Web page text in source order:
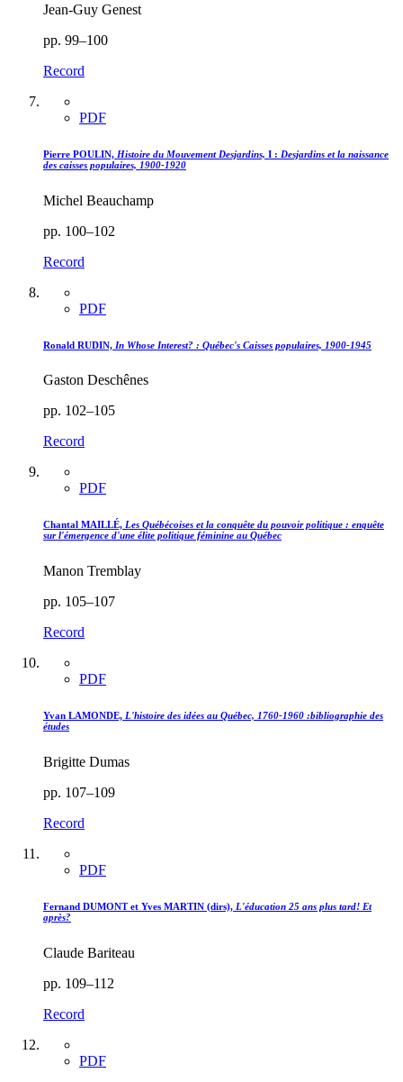
Jean-Guy Genest
pp. 99–100
Record
PDF
Pierre POULIN, Histoire du Mouvement Desjardins, I : Desjardins et la naissance
des caisses populaires, 1900-1920
Michel Beauchamp
pp. 100–102
Record
PDF
Ronald RUDIN, In Whose Interest? : Québec's Caisses populaires, 1900-1945
Gaston Deschênes
pp. 102–105
Record
PDF
Chantal MAILLÉ, Les Québécoises et la conquête du pouvoir politique : enquête
sur l'émergence d'une élite politique féminine au Québec
Manon Tremblay
pp. 105–107
Record
PDF
Yvan LAMONDE, L'histoire des idées au Québec, 1760-1960 :bibliographie des
études
Brigitte Dumas
pp. 107–109
Record
PDF
Fernand DUMONT et Yves MARTIN (dirs), L'éducation 25 ans plus tard! Et
après?
Claude Bariteau
pp. 109–112
Record
PDF